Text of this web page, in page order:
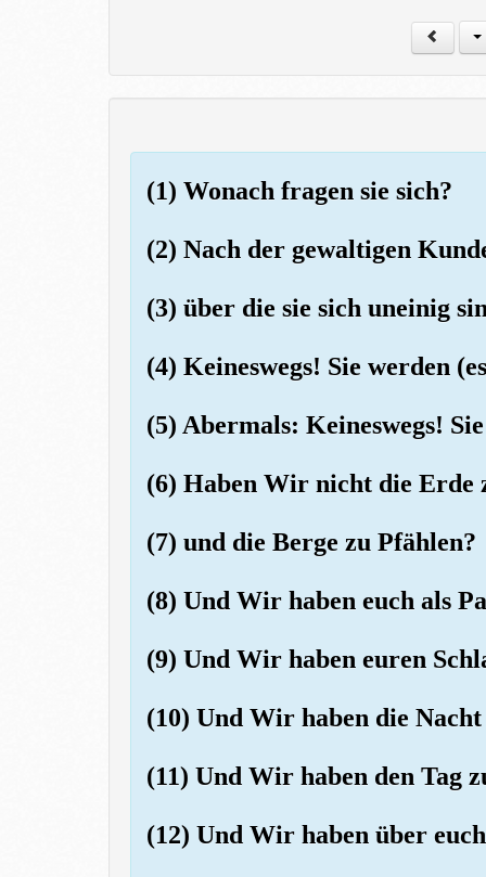
(1) Wonach fragen sie sich?
(2) Nach der gewaltigen
(3) über die sie sich uneinig
(4) Keineswegs! Sie werden
(5) Abermals: Keineswegs!
(6) Haben Wir nicht die Erde
(7) und die Berge zu Pfählen?
(8) Und Wir haben euch als
(9) Und Wir haben euren
(10) Und Wir haben die
(11) Und Wir haben den Tag
(12) Und Wir haben über